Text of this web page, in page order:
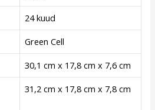
24 kuud
Green Cell
30,1 cm x 17,8 cm x 7,6 cm
31,2 cm x 17,8 cm x 7,8 cm